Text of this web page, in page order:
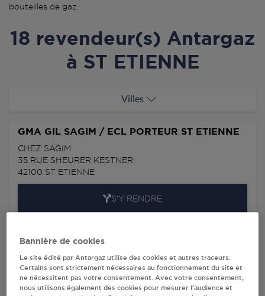
bouteilles de gaz.
18 revendeur(s) Antargaz
à ST ETIENNE
Villes
GMA GIL SAGIM / ECL PORTEUR ST ETIENNE
CHEZ SAGIM
35 RUE SHEURER KESTNER
42100 ST ETIENNE
S'Y RENDRE
CARREFOUR MARKET GILMG DISTRI ST
93 BOULEVARD NORMANDIE NIEMEN
42000ST ETIENNE
Bannière de cookies
Le site édité par Antargaz utilise des cookies et autres traceurs.
Certains sont strictement nécessaires au fonctionnement du site et
ne nécessitent pas votre consentement. Avec votre consentement,
nous utilisons également des cookies pour mesurer l’audience et